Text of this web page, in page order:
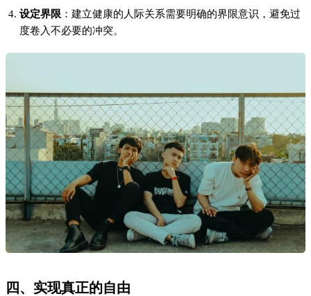
设定界限 ：建立健康的人际关系需要明确的界限意识，避免过
度卷入不必要的冲突。
四、实现真正的自由